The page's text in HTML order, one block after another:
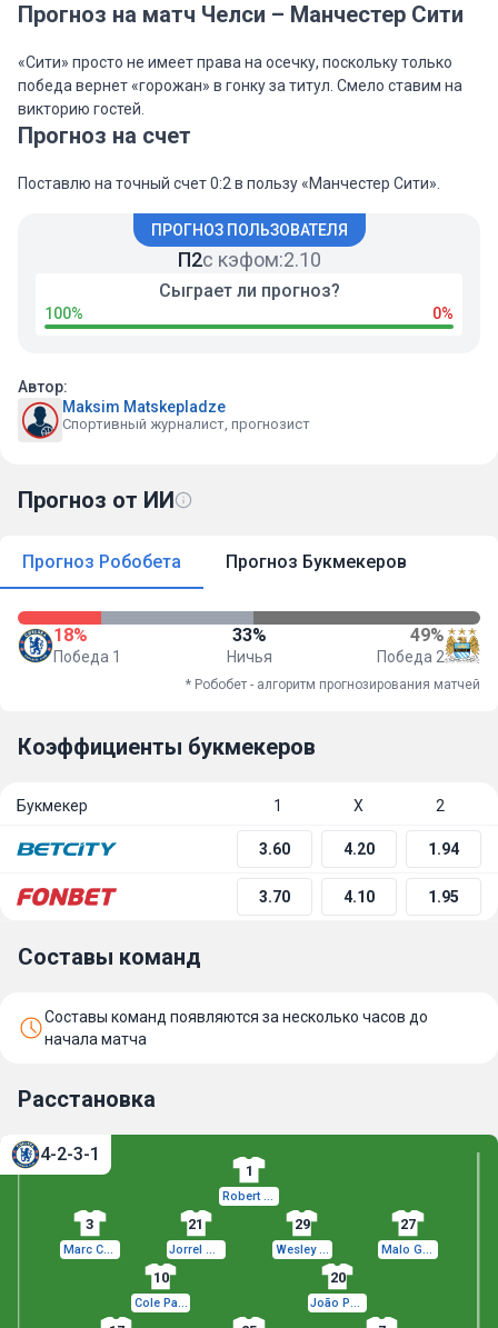
Прогноз на матч Челси – Манчестер Сити
«Сити» просто не имеет права на осечку, поскольку только
победа вернет «горожан» в гонку за титул. Смело ставим на
викторию гостей.
Прогноз на счет
Поставлю на точный счет 0:2 в пользу «Манчестер Сити».
ПРОГНОЗ ПОЛЬЗОВАТЕЛЯ
П2с кэфом:2.10
100%
Сыграет ли прогноз?
0%
Автор:
Maksim Matskepladze
Спортивный журналист, прогнозист
Прогноз от ИИ
Прогноз Робобета Прогноз Букмекеров
18%
Победа 1
33%
Ничья
49%
Победа 2
* Робобет - алгоритм прогнозирования матчей
Коэффициенты букмекеров
Букмекер 1 Х 2
3.60 4.20 1.94
3.70 4.10 1.95
Составы команд
Составы команд появляются за несколько часов до
начала матча
Расстановка
1
Robert Sánchez
27
Malo Gusto
29
Wesley Fofana
21
Jorrel Hato
3
Marc Cucurella
20
João Pedro
10
Cole Palmer
4-2-3-1